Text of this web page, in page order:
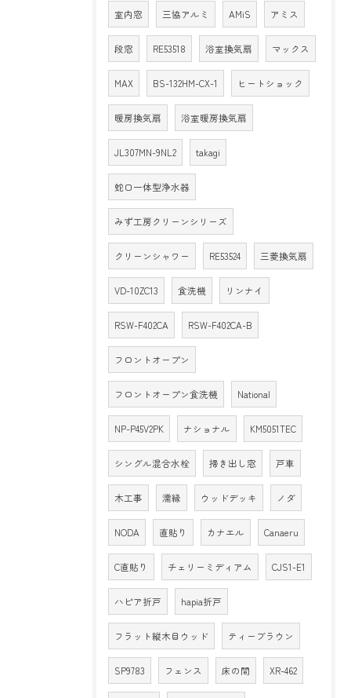
室内窓 三協アルミ AMiS アミス
段窓 RE53518 浴室換気扇 マックス
MAX BS-132HM-CX-1 ヒートショック
暖房換気扇 浴室暖房換気扇
JL307MN-9NL2 takagi
蛇口一体型浄水器
みず工房クリーンシリーズ
クリーンシャワー RE53524 三菱換気扇
VD-10ZC13 食洗機 リンナイ
RSW-F402CA RSW-F402CA-B
フロントオープン
フロントオープン食洗機 National
NP-P45V2PK ナショナル KM5051TEC
シングル混合水栓 掃き出し窓 戸車
木工事 濡縁 ウッドデッキ ノダ
NODA 直貼り カナエル Canaeru
C直貼り チェリーミディアム CJS1-E1
ハピア折戸 hapia折戸
フラット縦木目ウッド ティーブラウン
SP9783 フェンス 床の間 XR-462